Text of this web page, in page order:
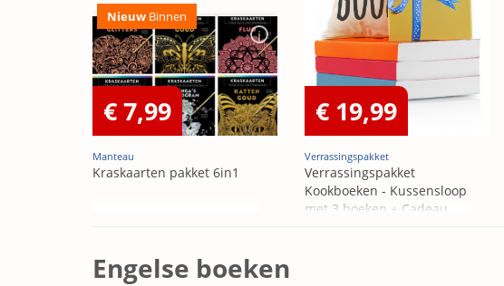
Nieuw Binnen
€ 7,99
Manteau
Kraskaarten pakket 6in1
€ 19,99
Verrassingspakket
Verrassingspakket
Kookboeken - Kussensloop
met 3 boeken + Cadeau
Engelse boeken